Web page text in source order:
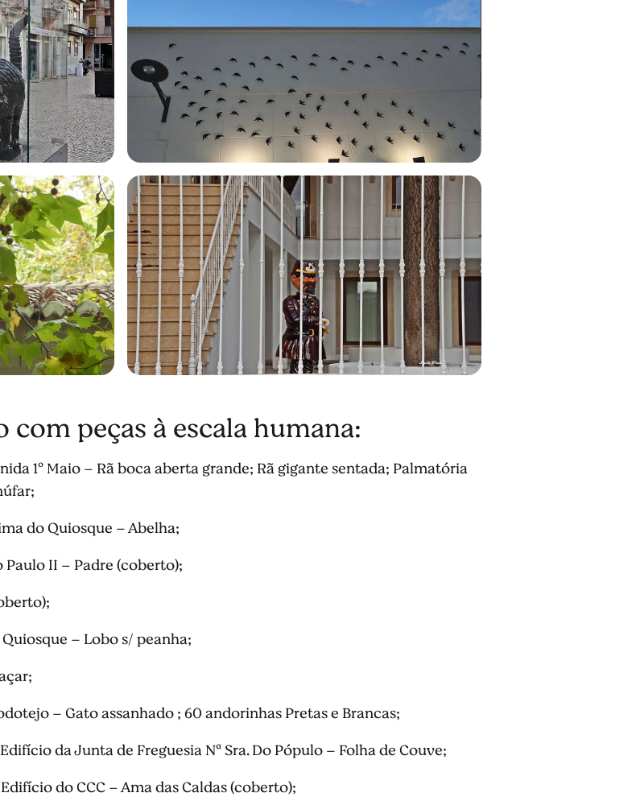
com peças à escala humana:
1º Maio – Rã boca aberta grande; Rã gigante sentada; Palmatória
do Quiosque – Abelha;
II – Padre (coberto);
– Lobo s/ peanha;
– Gato assanhado ; 60 andorinhas Pretas e Brancas;
da Junta de Freguesia Nª Sra. Do Pópulo – Folha de Couve;
do CCC – Ama das Caldas (coberto);